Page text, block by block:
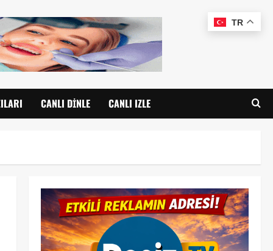
CANLI DINLE CANLI IZLE
TR